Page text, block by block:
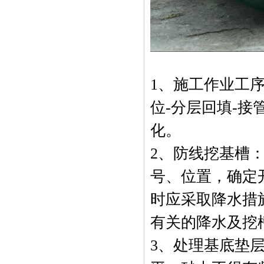
1、施工作业工
位-分层回填-接
化。
2、防线挖基槽
号、位置，确定
时应采取降水措
有关的降水及挖
3、处理基底垫